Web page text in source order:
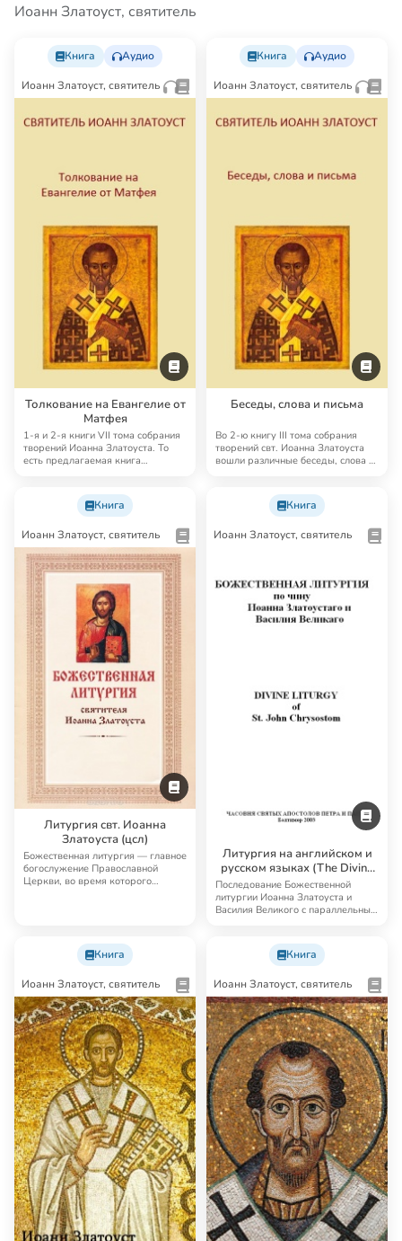
Иоанн Златоуст, святитель
Книга Аудио
Иоанн Златоуст, святитель
Толкование на Евангелие от
Матфея
1-я и 2-я книги VII тома собрания
творений Иоанна Златоуста. То
есть предлагаемая книга
Книга Аудио
Иоанн Златоуст, святитель
Беседы, слова и письма
Во 2-ю книгу III тома собрания
творений свт. Иоанна Златоуста
вошли различные беседы, слова и
Книга
Иоанн Златоуст, святитель
Литургия свт. Иоанна
Златоуста (цсл)
Божественная литургия — главное
богослужение Православной
Церкви, во время которого
Книга
Иоанн Златоуст, святитель
Литургия на английском и
русском языках (The Divine
Liturgy)
Последование Божественной
литургии Иоанна Златоуста и
Василия Великого с параллельным
Книга
Иоанн Златоуст, святитель
Книга
Иоанн Златоуст, святитель